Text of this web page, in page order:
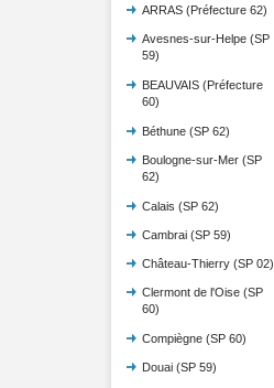
ARRAS (Préfecture 62)
Avesnes-sur-Helpe (SP
59)
BEAUVAIS (Préfecture
60)
Béthune (SP 62)
Boulogne-sur-Mer (SP
62)
Calais (SP 62)
Cambrai (SP 59)
Château-Thierry (SP 02)
Clermont de l'Oise (SP
60)
Compiègne (SP 60)
Douai (SP 59)